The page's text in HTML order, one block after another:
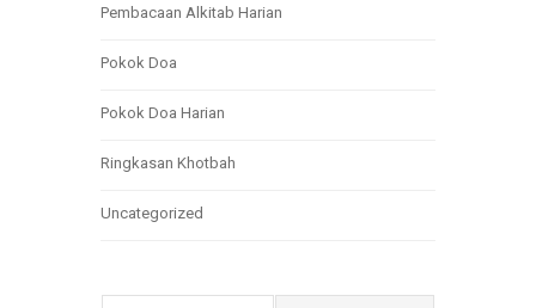
Pembacaan Alkitab Harian
Pokok Doa
Pokok Doa Harian
Ringkasan Khotbah
Uncategorized